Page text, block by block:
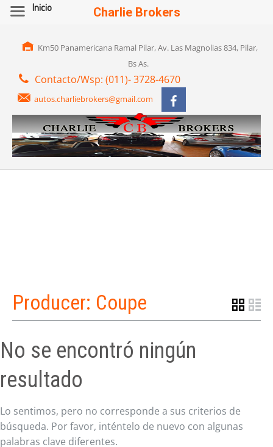
Km50 Panamericana Ramal Pilar, Av. Las Magnolias 834, Pilar,
Bs As.
Contacto/Wsp: (011)- 3728-4670
autos.charliebrokers@gmail.com
Producer: Coupe
No se encontró ningún
resultado
Lo sentimos, pero no corresponde a sus criterios de
búsqueda. Por favor, inténtelo de nuevo con algunas
palabras clave diferentes.
Inicio Charlie Brokers